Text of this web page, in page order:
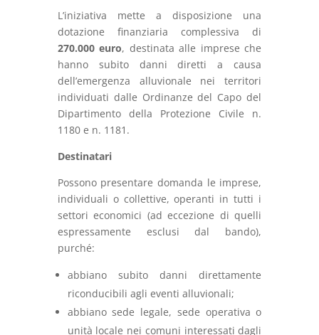
L’iniziativa mette a disposizione una
dotazione finanziaria complessiva di
270.000 euro, destinata alle imprese che
hanno subito danni diretti a causa
dell’emergenza alluvionale nei territori
individuati dalle Ordinanze del Capo del
Dipartimento della Protezione Civile n.
1180 e n. 1181.
Destinatari
Possono presentare domanda le imprese,
individuali o collettive, operanti in tutti i
settori economici (ad eccezione di quelli
espressamente esclusi dal bando),
purché:
abbiano subito danni direttamente
riconducibili agli eventi alluvionali;
abbiano sede legale, sede operativa o
unità locale nei comuni interessati dagli